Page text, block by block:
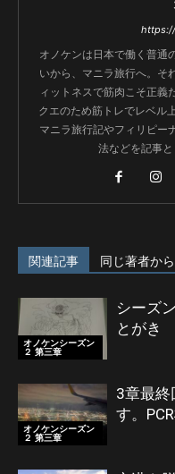
オノケンは日本で働く普通
いから、マニラ旅行へ。そ
ィットネスで筋肉こそ正義
クエのため筋トレでレベル
マニラ旅行記やフィリピー
法などを記事と
関連記事 同じ著者から
オノケンシーズン
２ 第三章
シーズ
とがき
オノケンシーズン
２ 第三章
3章最終
す。